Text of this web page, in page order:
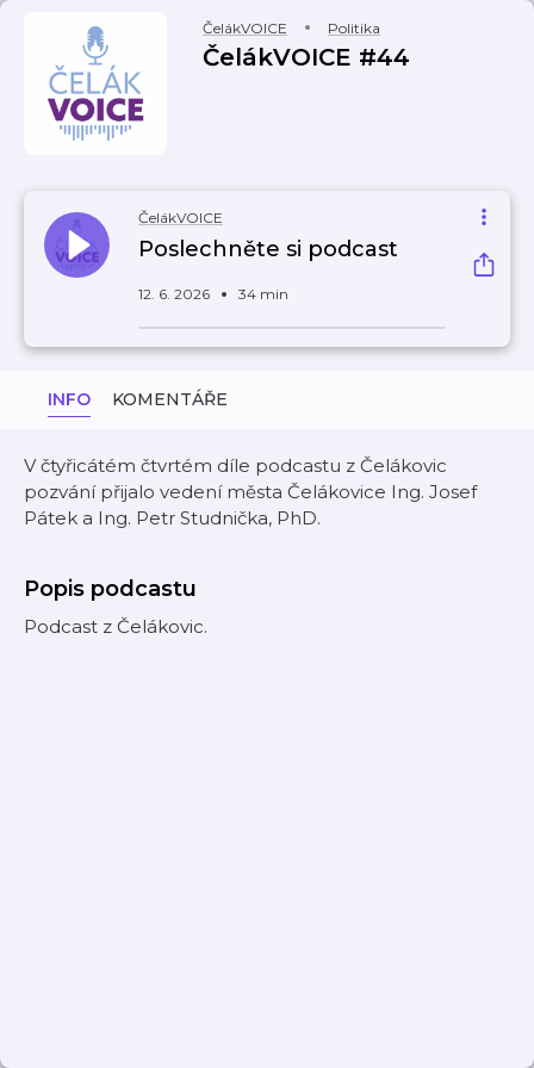
ČelákVOICE Politika
ČelákVOICE #44
ČelákVOICE
Poslechněte si podcast
12. 6. 2026 34 min
INFO KOMENTÁŘE
V čtyřicátém čtvrtém díle podcastu z Čelákovic
pozvání přijalo vedení města Čelákovice Ing. Josef
Pátek a Ing. Petr Studnička, PhD.
Popis podcastu
Podcast z Čelákovic.